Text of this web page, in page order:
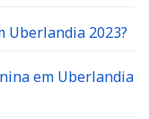
Uberlandia 2023?
em Uberlandia